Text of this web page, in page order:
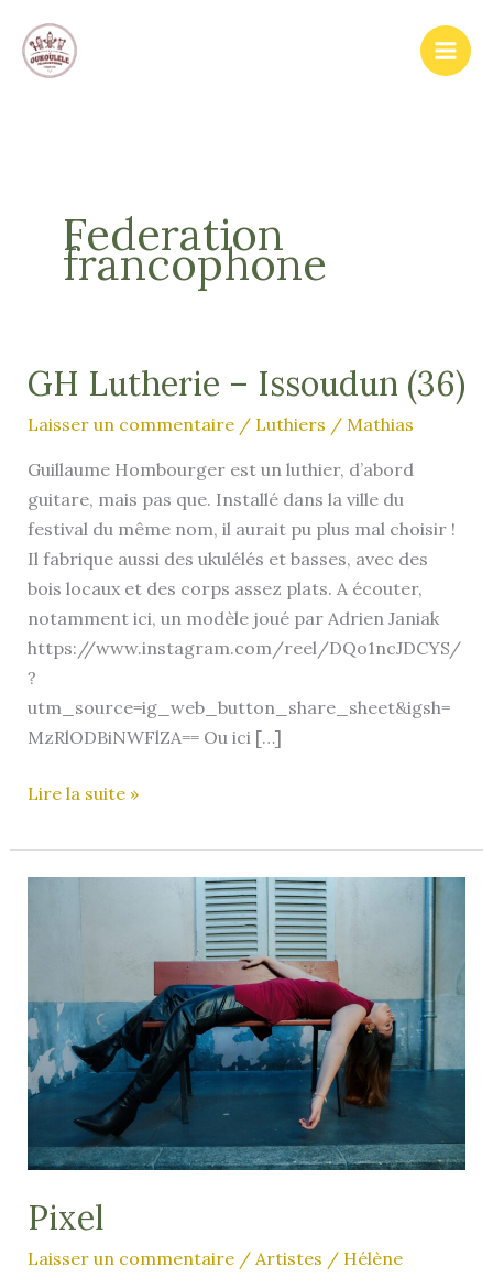
contenu
Federation
francophone
GH Lutherie – Issoudun (36)
Laisser un commentaire / Luthiers / Mathias
Guillaume Hombourger est un luthier, d’abord
guitare, mais pas que. Installé dans la ville du
festival du même nom, il aurait pu plus mal choisir !
Il fabrique aussi des ukulélés et basses, avec des
bois locaux et des corps assez plats. A écouter,
notamment ici, un modèle joué par Adrien Janiak
https://www.instagram.com/reel/DQo1ncJDCYS/
?
utm_source=ig_web_button_share_sheet&igsh=
MzRlODBiNWFlZA== Ou ici […]
GH
–
Issoudun
Lire la suite »
Pixel
Laisser un commentaire / Artistes / Hélène